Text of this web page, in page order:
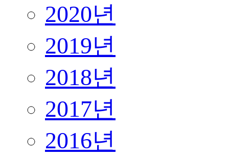
2020년
2019년
2018년
2017년
2016년